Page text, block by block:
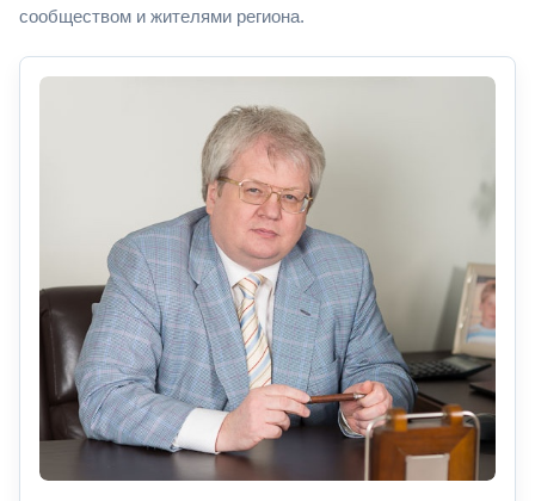
сообществом и жителями региона.